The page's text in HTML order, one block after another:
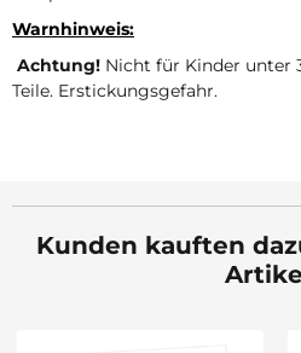
Warnhinweis:
Achtung! Nicht für Kinder unter
Teile. Erstickungsgefahr.
Kunden kauften